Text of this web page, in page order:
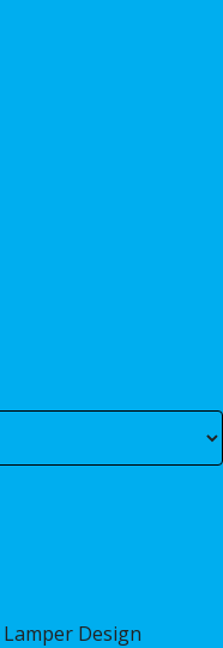
Lamper Design